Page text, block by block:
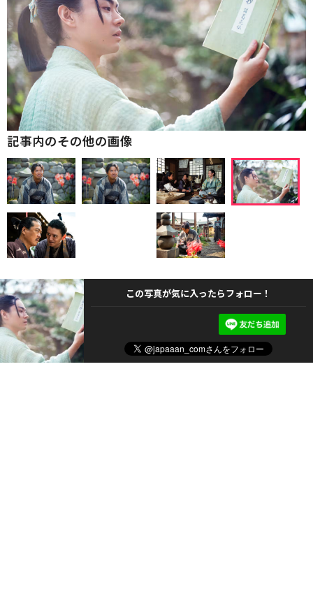
記事内のその他の画像
この写真が気に入ったらフォロー！